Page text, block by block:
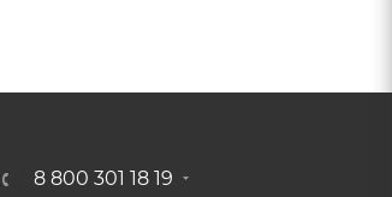
8 800 301 18 19